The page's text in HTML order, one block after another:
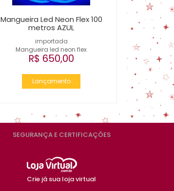
importada
Mangueira led neon flex
Mangueira Led Neon Flex 100
metros AZUL
R$ 650,00
Lançamento
SEGURANÇA E CERTIFICAÇÕES
Crie já sua loja virtual